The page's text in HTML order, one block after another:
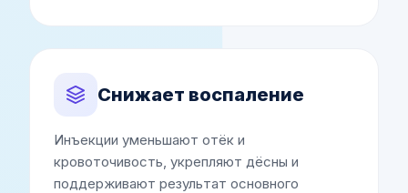
Снижает воспаление
Инъекции уменьшают отёк и
кровоточивость, укрепляют дёсны и
поддерживают результат основного